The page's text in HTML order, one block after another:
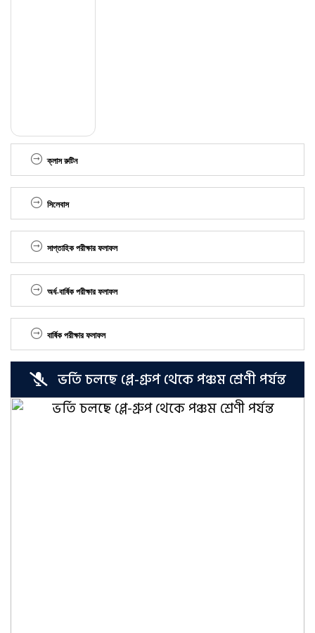
ক্লাস রুটিন
সিলেবাস
সাপ্তাহিক পরীক্ষার ফলাফল
অর্ধ-বার্ষিক পরীক্ষার ফলাফল
বার্ষিক পরীক্ষার ফলাফল
ভর্তি চলছে প্লে-গ্রুপ থেকে পঞ্চম শ্রেণী পর্যন্ত